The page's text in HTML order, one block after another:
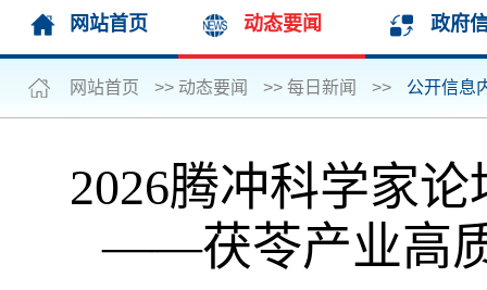
网站首页 动态要闻 政府
网站首页 >> 动态要闻 >> 每日新闻 >> 公开信息
2026腾冲科学家
——茯苓产业高